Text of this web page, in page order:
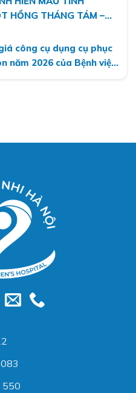
HỒNG THÁNG TÁM –
công cụ dụng cụ phục
năm 2026 của Bệnh viện
550